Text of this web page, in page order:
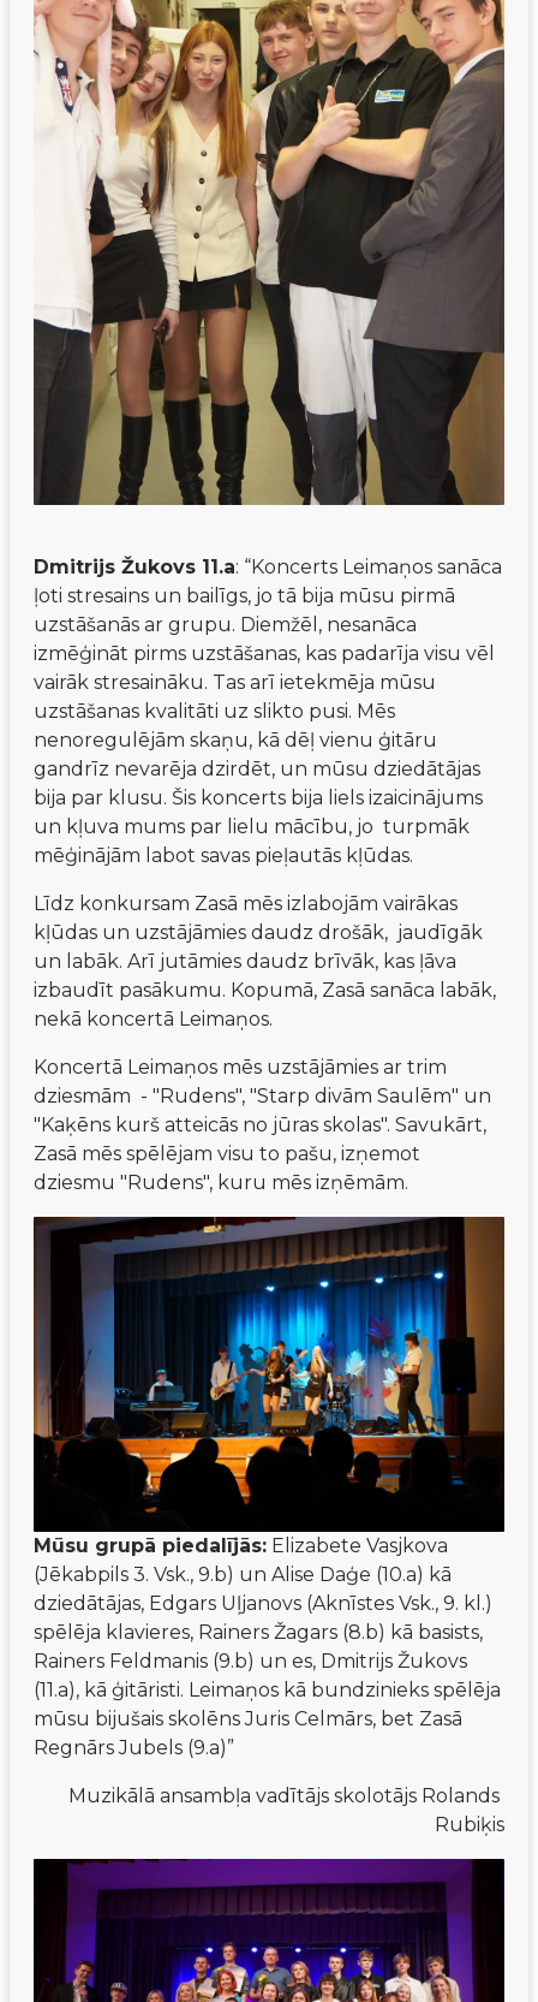
Dmitrijs Žukovs 11.a: “Koncerts Leimaņos sanāca
ļoti stresains un bailīgs, jo tā bija mūsu pirmā
uzstāšanās ar grupu. Diemžēl, nesanāca
izmēģināt pirms uzstāšanas, kas padarīja visu vēl
vairāk stresaināku. Tas arī ietekmēja mūsu
uzstāšanas kvalitāti uz slikto pusi. Mēs
nenoregulējām skaņu, kā dēļ vienu ģitāru
gandrīz nevarēja dzirdēt, un mūsu dziedātājas
bija par klusu. Šis koncerts bija liels izaicinājums
un kļuva mums par lielu mācību, jo  turpmāk
mēģinājām labot savas pieļautās kļūdas.
Līdz konkursam Zasā mēs izlabojām vairākas
kļūdas un uzstājāmies daudz drošāk,  jaudīgāk
un labāk. Arī jutāmies daudz brīvāk, kas ļāva
izbaudīt pasākumu. Kopumā, Zasā sanāca labāk,
nekā koncertā Leimaņos.
Koncertā Leimaņos mēs uzstājāmies ar trim
dziesmām  - "Rudens", "Starp divām Saulēm" un
"Kaķēns kurš atteicās no jūras skolas". Savukārt,
Zasā mēs spēlējam visu to pašu, izņemot
dziesmu "Rudens", kuru mēs izņēmām.
Mūsu grupā piedalījās: Elizabete Vasjkova
(Jēkabpils 3. Vsk., 9.b) un Alise Daģe (10.a) kā
dziedātājas, Edgars Uļjanovs (Aknīstes Vsk., 9. kl.)
spēlēja klavieres, Rainers Žagars (8.b) kā basists,
Rainers Feldmanis (9.b) un es, Dmitrijs Žukovs
(11.a), kā ģitāristi. Leimaņos kā bundzinieks spēlēja
mūsu bijušais skolēns Juris Celmārs, bet Zasā
Regnārs Jubels (9.a)”
Muzikālā ansambļa vadītājs skolotājs Rolands
Rubiķis